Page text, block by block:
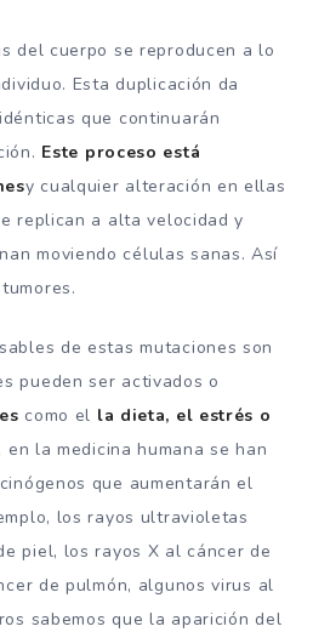
del cuerpo se reproducen a lo
Esta duplicación da
que continuarán
Este proceso está
y cualquier alteración en ellas
replican a alta velocidad y
moviendo células sanas. Así
de estas mutaciones son
pueden ser activados o
como el la dieta, el estrés o
en la medicina humana se han
que aumentarán el
los rayos ultravioletas
piel, los rayos X al cáncer de
de pulmón, algunos virus al
sabemos que la aparición del